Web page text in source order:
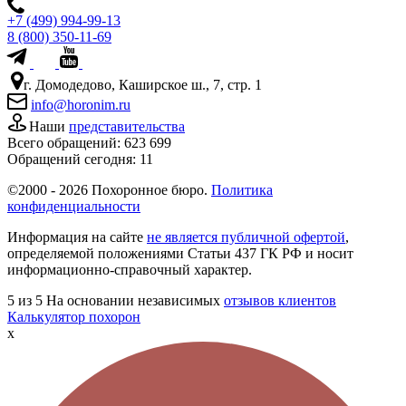
+7 (499) 994-99-13
8 (800) 350-11-69
г. Домодедово, Каширское ш., 7, стр. 1
info@horonim.ru
Наши представительства
Всего обращений: 623 699
Обращений сегодня: 11
©2000 - 2026 Похоронное бюро. Политика
конфиденциальности
Информация на сайте не является публичной офертой,
определяемой положениями Статьи 437 ГК РФ и носит
информационно-справочный характер.
5 из 5 На основании независимых отзывов клиентов
Калькулятор похорон
x